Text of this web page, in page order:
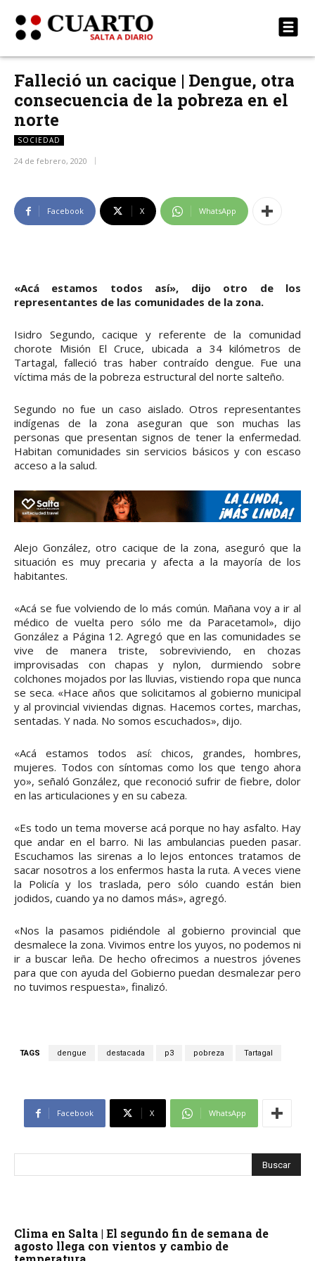
Falleció un cacique | Dengue, otra
consecuencia de la pobreza en el
norte
SOCIEDAD
24 de febrero, 2020
Facebook X WhatsApp
«Acá estamos todos así», dijo otro de los
representantes de las comunidades de la zona.
Isidro Segundo, cacique y referente de la comunidad
chorote Misión El Cruce, ubicada a 34 kilómetros de
Tartagal, falleció tras haber contraído dengue. Fue una
víctima más de la pobreza estructural del norte salteño.
Segundo no fue un caso aislado. Otros representantes
indígenas de la zona aseguran que son muchas las
personas que presentan signos de tener la enfermedad.
Habitan comunidades sin servicios básicos y con escaso
acceso a la salud.
Alejo González, otro cacique de la zona, aseguró que la
situación es muy precaria y afecta a la mayoría de los
habitantes.
«Acá se fue volviendo de lo más común. Mañana voy a ir al
médico de vuelta pero sólo me da Paracetamol», dijo
González a Página 12. Agregó que en las comunidades se
vive de manera triste, sobreviviendo, en chozas
improvisadas con chapas y nylon, durmiendo sobre
colchones mojados por las lluvias, vistiendo ropa que nunca
se seca. «Hace años que solicitamos al gobierno municipal
y al provincial viviendas dignas. Hacemos cortes, marchas,
sentadas. Y nada. No somos escuchados», dijo.
«Acá estamos todos así: chicos, grandes, hombres,
mujeres. Todos con síntomas como los que tengo ahora
yo», señaló González, que reconoció sufrir de fiebre, dolor
en las articulaciones y en su cabeza.
«Es todo un tema moverse acá porque no hay asfalto. Hay
que andar en el barro. Ni las ambulancias pueden pasar.
Escuchamos las sirenas a lo lejos entonces tratamos de
sacar nosotros a los enfermos hasta la ruta. A veces viene
la Policía y los traslada, pero sólo cuando están bien
jodidos, cuando ya no damos más», agregó.
«Nos la pasamos pidiéndole al gobierno provincial que
desmalece la zona. Vivimos entre los yuyos, no podemos ni
ir a buscar leña. De hecho ofrecimos a nuestros jóvenes
para que con ayuda del Gobierno puedan desmalezar pero
no tuvimos respuesta», finalizó.
TAGS dengue destacada p3 pobreza Tartagal
Facebook X WhatsApp
Clima en Salta | El segundo fin de semana de
agosto llega con vientos y cambio de